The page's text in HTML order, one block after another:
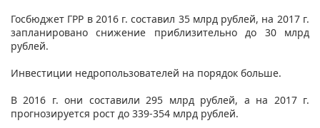
Госбюджет ГРР в 2016 г. составил 35 млрд рублей, на 2017 г.
запланировано снижение приблизительно до 30 млрд
рублей.
Инвестиции недропользователей на порядок больше.
В 2016 г. они составили 295 млрд рублей, а на 2017 г.
прогнозируется рост до 339-354 млрд рублей.